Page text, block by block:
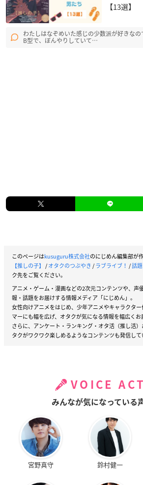
【13選】
わたしはなぞめいた感じの少数派が好きな
B型で、ぼんやりしていて…
このページはkusuguru株式会社のにじめん編集部が
【推しの子】 /オタクのつぶやき/ラブライブ！ /話題
ク先をご覧ください。
アニメ・ゲーム・漫画などの2次元コンテンツや、声
報・話題をお届けする情報メディア「にじめん」。
女性向けアニメをはじめ、少年アニメやキャラクタ
マーにも幅を広げ、オタクが気になる情報を幅広くお
さらに、アンケート・ランキング・オタ活（推し活
タクがワクワク楽しめるようなコンテンツも発信して
VOICE
みんなが気になっている
宮野真守 鈴村健一